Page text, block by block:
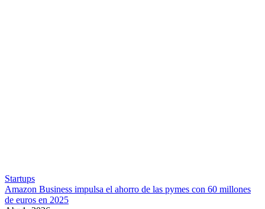
Startups
Amazon Business impulsa el ahorro de las pymes con 60 millones
de euros en 2025